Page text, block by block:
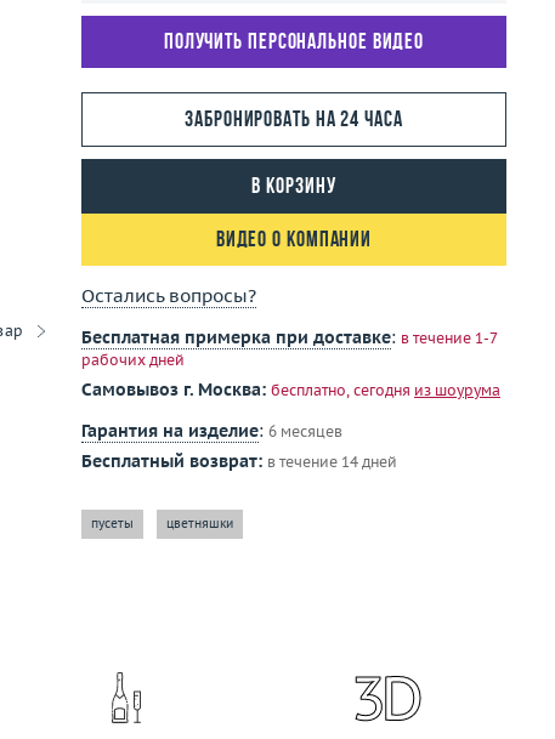
Получить персональное видео
Забронировать на 24 часа
В корзину
Видео о компании
Остались вопросы?
Бесплатная примерка при доставке: в течение 1-7
рабочих дней
Самовывоз г. Москва: бесплатно, сегодня из шоурума
Гарантия на изделие: 6 месяцев
Бесплатный возврат: в течение 14 дней
пусеты цветняшки